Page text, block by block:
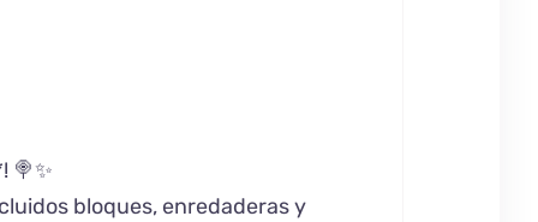
🍭✨
bloques, enredaderas y